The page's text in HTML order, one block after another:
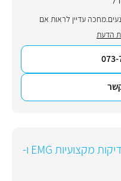
עדיין לראות אם
הדעת
073-
מכוני נוירוגרף:בדיקות מקצועיות EMG ו-